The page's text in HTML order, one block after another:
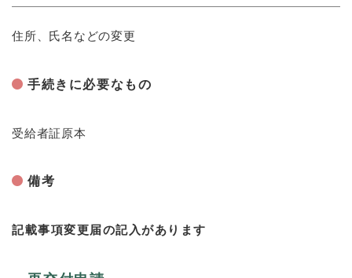
住所、氏名などの変更
手続きに必要なもの
受給者証原本
備考
記載事項変更届の記入があります